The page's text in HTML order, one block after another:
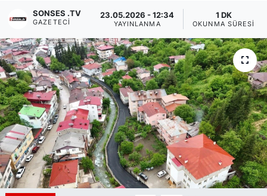
SONSES .TV
GAZETECI
23.05.2026 - 12:34
YAYINLANMA
1 DK
OKUNMA SÜRESI
Haberde insan
Tanıtım